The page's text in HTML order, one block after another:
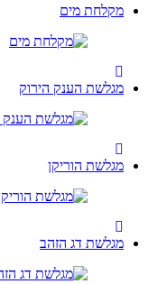
מקלחת מים
מגלשת הענק הירוק
מגלשת הוריקן
מגלשת דג הזהב